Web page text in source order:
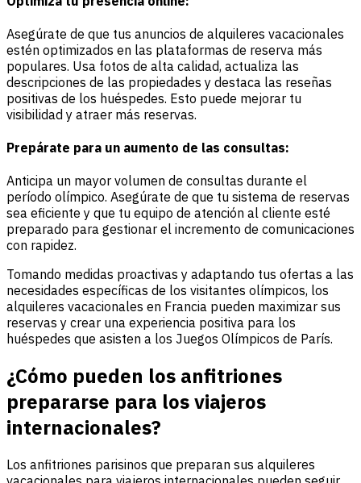
Asegúrate de que tus anuncios de alquileres vacacionales
estén optimizados en las plataformas de reserva más
populares. Usa fotos de alta calidad, actualiza las
descripciones de las propiedades y destaca las reseñas
positivas de los huéspedes. Esto puede mejorar tu
visibilidad y atraer más reservas.
Prepárate para un aumento de las consultas:
Anticipa un mayor volumen de consultas durante el
período olímpico. Asegúrate de que tu sistema de reservas
sea eficiente y que tu equipo de atención al cliente esté
preparado para gestionar el incremento de comunicaciones
con rapidez.
Tomando medidas proactivas y adaptando tus ofertas a las
necesidades específicas de los visitantes olímpicos, los
alquileres vacacionales en Francia pueden maximizar sus
reservas y crear una experiencia positiva para los
huéspedes que asisten a los Juegos Olímpicos de París.
¿Cómo pueden los anfitriones
prepararse para los viajeros
internacionales?
Los anfitriones parisinos que preparan sus alquileres